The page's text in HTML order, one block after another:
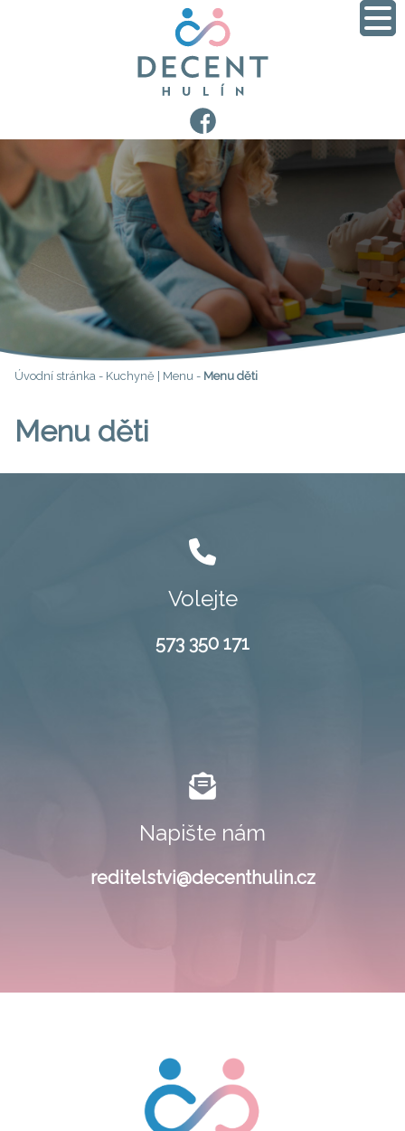
Úvodní stránka - Kuchyně | Menu - Menu děti
Menu děti
Volejte
573 350 171
Napište nám
reditelstvi@decenthulin.cz